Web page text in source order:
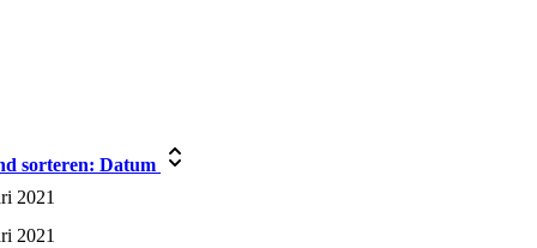
sorteren: Datum
2021
2021